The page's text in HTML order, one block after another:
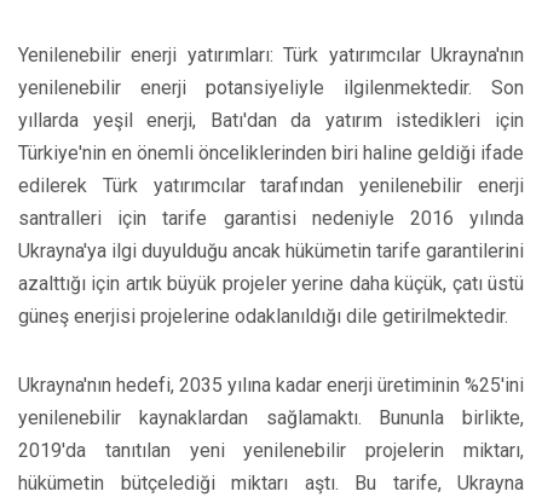
Yenilenebilir enerji yatırımları: Türk yatırımcılar Ukrayna'nın
yenilenebilir enerji potansiyeliyle ilgilenmektedir. Son
yıllarda yeşil enerji, Batı'dan da yatırım istedikleri için
Türkiye'nin en önemli önceliklerinden biri haline geldiği ifade
edilerek Türk yatırımcılar tarafından yenilenebilir enerji
santralleri için tarife garantisi nedeniyle 2016 yılında
Ukrayna'ya ilgi duyulduğu ancak hükümetin tarife garantilerini
azalttığı için artık büyük projeler yerine daha küçük, çatı üstü
güneş enerjisi projelerine odaklanıldığı dile getirilmektedir.
Ukrayna'nın hedefi, 2035 yılına kadar enerji üretiminin %25'ini
yenilenebilir kaynaklardan sağlamaktı. Bununla birlikte,
2019'da tanıtılan yeni yenilenebilir projelerin miktarı,
hükümetin bütçelediği miktarı aştı. Bu tarife, Ukrayna